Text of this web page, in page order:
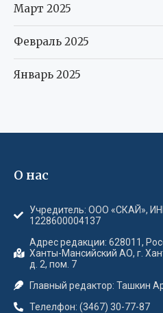
Март 2025
Февраль 2025
Январь 2025
О нас
Учредитель: ООО «СКАЙ»,
1228600004137
Адрес редакции: 628011,
Ханты-Мансийский АО, г.
д. 2, пом. 7
Главный редактор: Ташкин
Телелфон: (3467) 30-77-87